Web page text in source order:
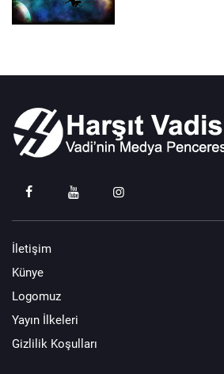
İletişim
Künye
Logomuz
Yayın İlkeleri
Gizlilik Koşulları